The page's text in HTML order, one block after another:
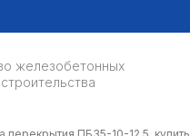
железобетонных